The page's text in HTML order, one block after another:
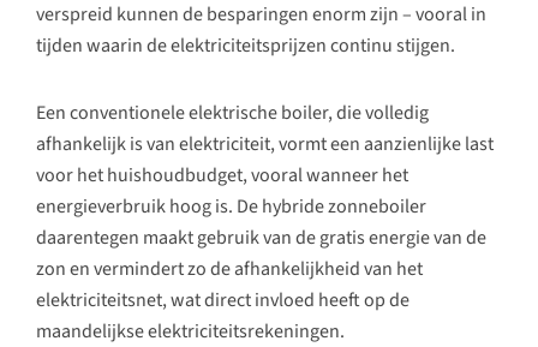
verspreid kunnen de besparingen enorm zijn – vooral in
tijden waarin de elektriciteitsprijzen continu stijgen.
Een conventionele elektrische boiler, die volledig
afhankelijk is van elektriciteit, vormt een aanzienlijke last
voor het huishoudbudget, vooral wanneer het
energieverbruik hoog is. De hybride zonneboiler
daarentegen maakt gebruik van de gratis energie van de
zon en vermindert zo de afhankelijkheid van het
elektriciteitsnet, wat direct invloed heeft op de
maandelijkse elektriciteitsrekeningen.